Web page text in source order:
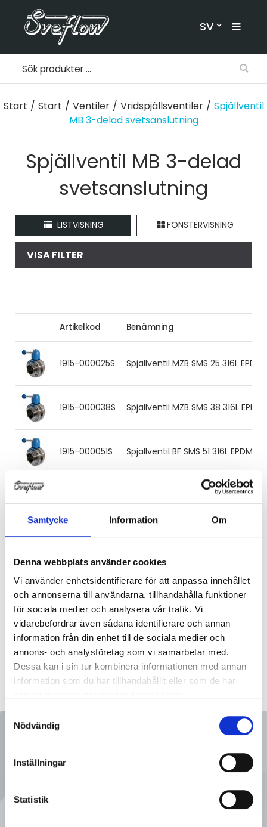
Samtycke Information Om
Denna webbplats använder cookies
Vi använder enhetsidentifierare för att anpassa innehållet
och annonserna till användarna, tillhandahålla funktioner
för sociala medier och analysera vår trafik. Vi
vidarebefordrar även sådana identifierare och annan
information från din enhet till de sociala medier och
annons- och analysföretag som vi samarbetar med.
Dessa kan i sin tur kombinera informationen med annan
information som du har tillhandahållit eller som de har
Samtyckesval
Nödvändig
Inställningar
Statistik
SV
Start / Start / Ventiler / Vridspjällsventiler / Spjällventil
MB 3-delad svetsanslutning
Spjällventil MB 3-delad
svetsanslutning
LISTVISNING FÖNSTERVISNING
VISA FILTER
Artikelkod Benämning
1915-000025S Spjällventil MZB SMS 25 316L
1915-000038S Spjällventil MZB SMS 38 316L
1915-000051S Spjällventil BF SMS 51 316L
Spjällventil MZB SMS 63.5 316L
1915-000076S Spjällventil MZB SMS 76 316L
1915-000102S Spjällventil MZB SMS 101.6 316L
Ring oss
08 - 92 80 80